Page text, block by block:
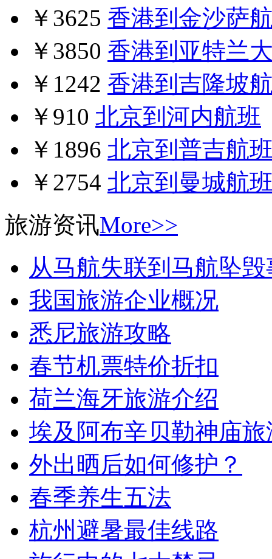
￥3625 香港到金沙萨
￥3850 香港到亚特兰
￥1242 香港到吉隆坡
￥910 北京到河内航班
￥1896 北京到普吉航
￥2754 北京到曼城航
旅游资讯More>>
从马航失联到马航坠
我国旅游企业概况
悉尼旅游攻略
春节机票特价折扣
荷兰海牙旅游介绍
埃及阿布辛贝勒神庙
外出晒后如何修护？
春季养生五法
杭州避暑最佳线路